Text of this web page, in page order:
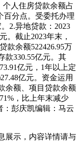
个人住房贷款余额占
百分点。受委托办理
2.异地贷款：2023
。截止2023年末，
款余额522426.95万
款330.55亿元。其
亿元，1年以上定
亿元。资金运用
余额、项目贷款余额
，比上年末减少
：彭庆凯编辑：马云
展示，内容详情请与